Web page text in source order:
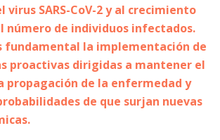
SARS-CoV-2 y al crecimiento
número de individuos infectados.
fundamental la implementación de
proactivas dirigidas a mantener el
propagación de la enfermedad y
de que surjan nuevas